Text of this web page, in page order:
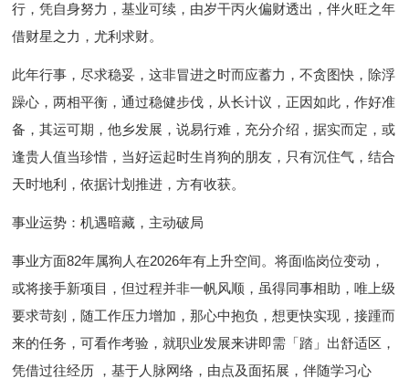
行，凭自身努力，基业可续，由岁干丙火偏财透出，伴火旺之年
借财星之力，尤利求财。
此年行事，尽求稳妥，这非冒进之时而应蓄力，不贪图快，除浮
躁心，两相平衡，通过稳健步伐，从长计议，正因如此，作好准
备，其运可期，他乡发展，说易行难，充分介绍，据实而定，或
逢贵人值当珍惜，当好运起时生肖狗的朋友，只有沉住气，结合
天时地利，依据计划推进，方有收获。
事业运势：机遇暗藏，主动破局
事业方面82年属狗人在2026年有上升空间。将面临岗位变动，
或将接手新项目，但过程并非一帆风顺，虽得同事相助，唯上级
要求苛刻，随工作压力增加，那心中抱负，想更快实现，接踵而
来的任务，可看作考验，就职业发展来讲即需「踏」出舒适区，
凭借过往经历 ，基于人脉网络，由点及面拓展，伴随学习心